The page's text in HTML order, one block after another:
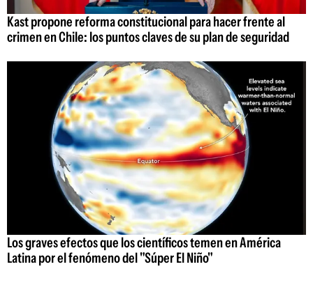
Kast propone reforma constitucional para hacer frente al
crimen en Chile: los puntos claves de su plan de seguridad
Los graves efectos que los científicos temen en América
Latina por el fenómeno del "Súper El Niño"